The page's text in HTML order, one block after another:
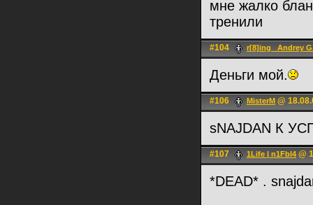
мне жалко
тренили
#104 r[8]ing _Andrey
Деньги мой.
#106 MisterM @
sNAJDAN К
#107 1Life | n1Fbl4 @
*DEAD* .